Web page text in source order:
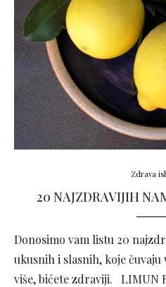
Zdrava
20 NAJZDRAVIJIH
Donosimo vam listu 20
ukusnih i slasnih, koje čuvaju
više, bićete zdraviji. LIMUN